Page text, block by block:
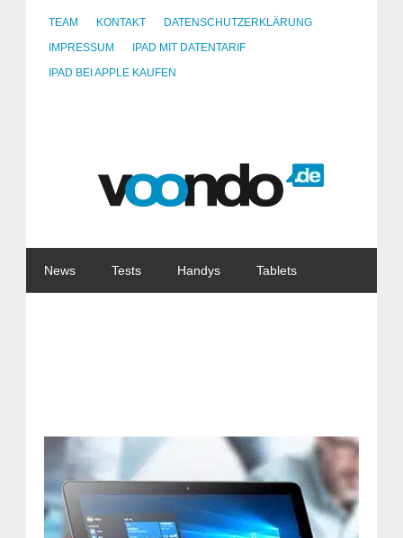
TEAM KONTAKT
DATENSCHUTZERKLÄRUNG
IMPRESSUM
IPAD MIT DATENTARIF
IPAD BEI APPLE KAUFEN
News Tests Handys Tablets